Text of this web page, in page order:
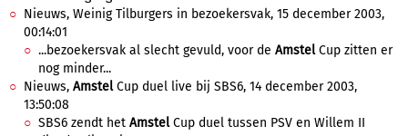
Nieuws, Weinig Tilburgers in bezoekersvak, 15 december 2003,
00:14:01
...bezoekersvak al slecht gevuld, voor de AmstelCup zitten er
nog minder...
Nieuws, AmstelCup duel live bij SBS6, 14 december 2003,
13:50:08
SBS6 zendt het AmstelCup duel tussen PSV en Willem II